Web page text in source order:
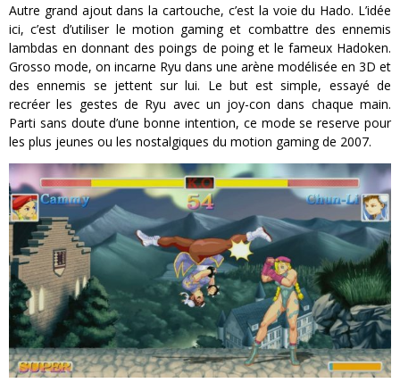
Autre grand ajout dans la cartouche, c’est la voie du Hado. L’idée
ici, c’est d’utiliser le motion gaming et combattre des ennemis
lambdas en donnant des poings de poing et le fameux Hadoken.
Grosso mode, on incarne Ryu dans une arène modélisée en 3D et
des ennemis se jettent sur lui. Le but est simple, essayé de
recréer les gestes de Ryu avec un joy-con dans chaque main.
Parti sans doute d’une bonne intention, ce mode se reserve pour
les plus jeunes ou les nostalgiques du motion gaming de 2007.